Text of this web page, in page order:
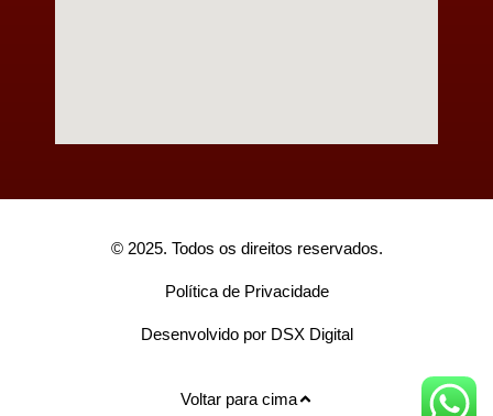
© 2025. Todos os direitos reservados.
Política de Privacidade
Desenvolvido por DSX Digital
Voltar para cima